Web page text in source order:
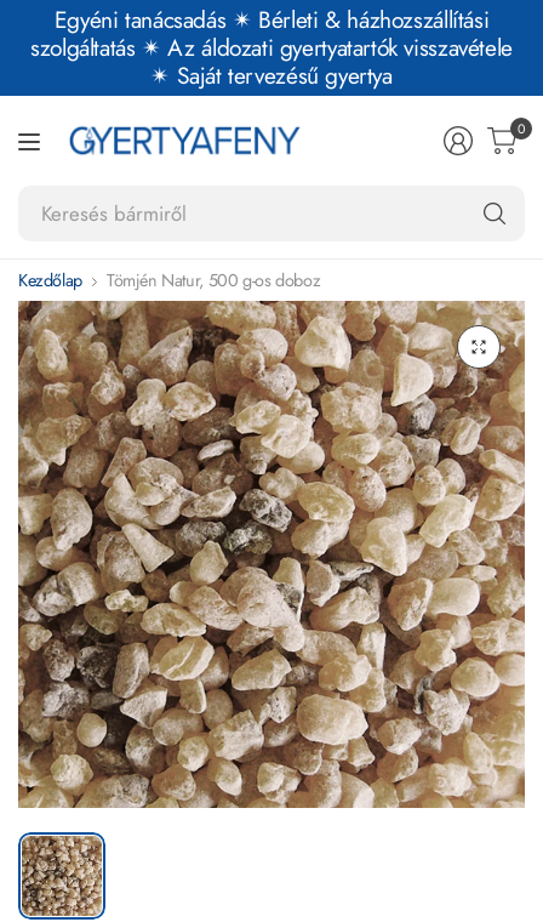
Egyéni tanácsadás ✴︎ Bérleti & házhozszállítási
szolgáltatás ✴︎ Az áldozati gyertyatartók visszavétele
✴︎ Saját tervezésű gyertya
0
Kezdőlap Tömjén Natur, 500 g-os doboz